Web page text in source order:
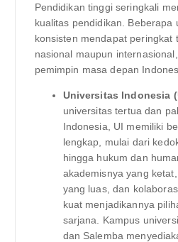
Pendidikan tinggi seringkali
kualitas pendidikan. Beberapa
konsisten mendapat peringkat
nasional maupun
pemimpin masa depan
Universitas Indonesia
universitas tertua dan
Indonesia, UI memiliki
lengkap, mulai dari
hingga hukum dan
akademisnya yang
yang luas, dan
kuat menjadikannya
sarjana. Kampus
dan Salemba